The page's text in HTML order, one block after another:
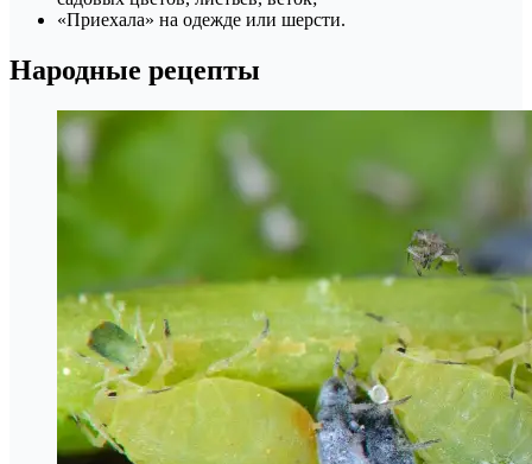
«Приехала» на одежде или шерсти.
Народные рецепты